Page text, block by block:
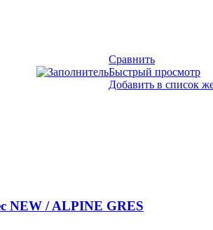
Сравнить
Быстрый просмотр
Добавить в список
NEW / ALPINE GRES